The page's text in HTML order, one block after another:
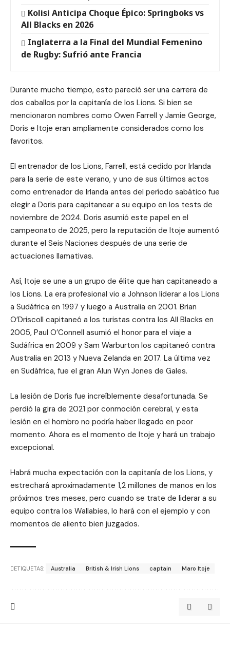
Kolisi Anticipa Choque Épico: Springboks vs
All Blacks en 2026
Inglaterra a la Final del Mundial Femenino
de Rugby: Sufrió ante Francia
Durante mucho tiempo, esto pareció ser una carrera de
dos caballos por la capitanía de los Lions. Si bien se
mencionaron nombres como Owen Farrell y Jamie George,
Doris e Itoje eran ampliamente considerados como los
favoritos.
El entrenador de los Lions, Farrell, está cedido por Irlanda
para la serie de este verano, y uno de sus últimos actos
como entrenador de Irlanda antes del período sabático fue
elegir a Doris para capitanear a su equipo en los tests de
noviembre de 2024. Doris asumió este papel en el
campeonato de 2025, pero la reputación de Itoje aumentó
durante el Seis Naciones después de una serie de
actuaciones llamativas.
Así, Itoje se une a un grupo de élite que han capitaneado a
los Lions. La era profesional vio a Johnson liderar a los Lions
a Sudáfrica en 1997 y luego a Australia en 2001. Brian
O’Driscoll capitaneó a los turistas contra los All Blacks en
2005, Paul O’Connell asumió el honor para el viaje a
Sudáfrica en 2009 y Sam Warburton los capitaneó contra
Australia en 2013 y Nueva Zelanda en 2017. La última vez
en Sudáfrica, fue el gran Alun Wyn Jones de Gales.
La lesión de Doris fue increíblemente desafortunada. Se
perdió la gira de 2021 por conmoción cerebral, y esta
lesión en el hombro no podría haber llegado en peor
momento. Ahora es el momento de Itoje y hará un trabajo
excepcional.
Habrá mucha expectación con la capitanía de los Lions, y
estrechará aproximadamente 1,2 millones de manos en los
próximos tres meses, pero cuando se trate de liderar a su
equipo contra los Wallabies, lo hará con el ejemplo y con
momentos de aliento bien juzgados.
ETIQUETAS: Australia British & Irish Lions captain Maro Itoje